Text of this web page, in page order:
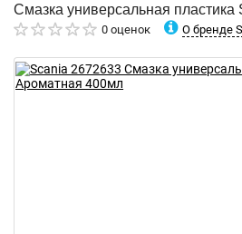
Смазка универсальная
0 оценок О бренде